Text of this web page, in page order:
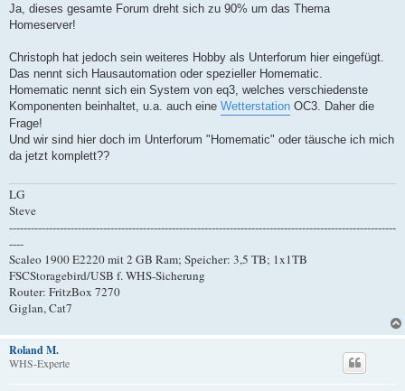
r
a
Ja, dieses gesamte Forum dreht sich zu 90% um das Thema
Homeserver!
Christoph hat jedoch sein weiteres Hobby als Unterforum hier eingefügt.
Das nennt sich Hausautomation oder spezieller Homematic.
Homematic nennt sich ein System von eq3, welches verschiedenste
Komponenten beinhaltet, u.a. auch eine Wetterstation OC3. Daher die
Frage!
Und wir sind hier doch im Unterforum "Homematic" oder täusche ich mich
da jetzt komplett??
LG
Steve
-----------------------------------------------------------------------------------------------------------
----
Scaleo 1900 E2220 mit 2 GB Ram; Speicher: 3,5 TB; 1x1TB
FSCStoragebird/USB f. WHS-Sicherung
Router: FritzBox 7270
Giglan, Cat7
Roland M.
WHS-Experte